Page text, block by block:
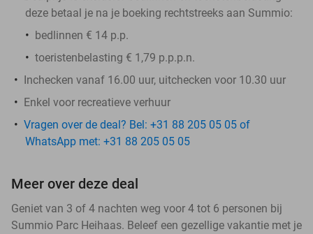
deze betaal je na je boeking rechtstreeks aan Summio:
bedlinnen € 14 p.p.
toeristenbelasting € 1,79 p.p.p.n.
Inchecken vanaf 16.00 uur, uitchecken voor 10.30 uur
Enkel voor recreatieve verhuur
Vragen over de deal? Bel: +31 88 205 05 05 of
WhatsApp met: +31 88 205 05 05
Meer over deze deal
Geniet van 3 of 4 nachten weg voor 4 tot 6 personen bij
Summio Parc Heihaas. Beleef een gezellige vakantie met je